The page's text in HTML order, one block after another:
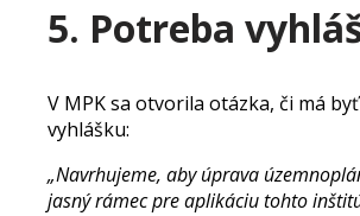
5. Potreba
V MPK sa otvorila otázka, či má
vyhlášku:
„Navrhujeme, aby úprava
jasný rámec pre aplikáciu tohto